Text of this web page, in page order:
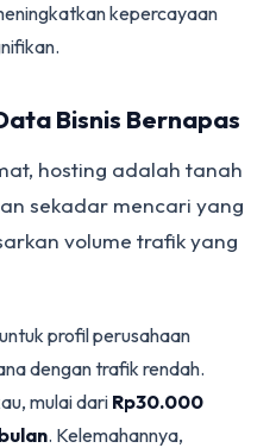
kepercayaan
Bisnis Bernapas
hosting adalah tanah
sekadar mencari yang
volume trafik yang
profil perusahaan
dengan trafik rendah.
mulai dari Rp30.000
. Kelemahannya,